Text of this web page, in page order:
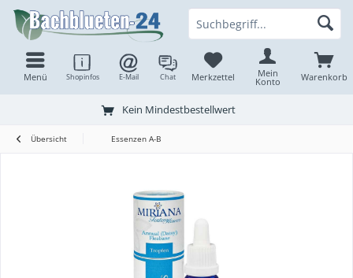
Kein Mindestbestellwert
Warenkorb
Shopinfos E-Mail Chat Merkzettel Mein
Konto
Menü
Übersicht Essenzen A-B